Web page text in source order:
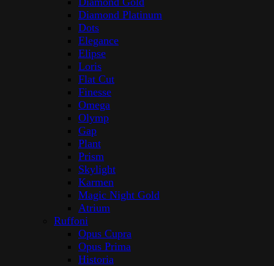
Diamond Platinum
Dots
Elegance
Elipse
Loris
Flat Cut
Finesse
Omega
Olymp
Gap
Plant
Prism
Skylight
Karmen
Magic Night Gold
Atrium
Ruffoni
Opus Cupra
Opus Prima
Historia